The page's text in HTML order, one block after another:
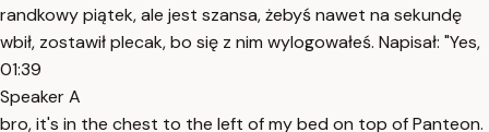
randkowy piątek, ale jest szansa, żebyś nawet na sekundę
wbił, zostawił plecak, bo się z nim wylogowałeś. Napisał: "Yes,
01:39
Speaker A
bro, it's in the chest to the left of my bed on top of Panteon.